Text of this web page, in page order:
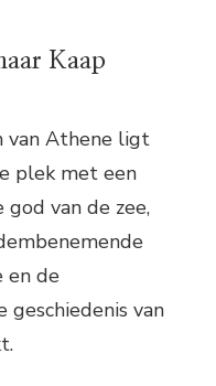
Kaap
van Athene ligt
plek met een
van de zee,
en de
van